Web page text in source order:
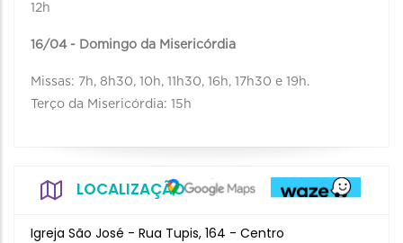
12h
16/04 - Domingo da Misericórdia
Missas: 7h, 8h30, 10h, 11h30, 16h, 17h30 e 19h.
Terço da Misericórdia: 15h
LOCALIZAÇÃO
Igreja São José - Rua Tupis, 164 - Centro